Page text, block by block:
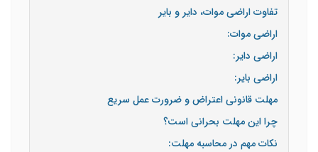
تفاوت اراضی موات، دایر و بایر
اراضی موات:
اراضی دایر:
اراضی بایر:
مهلت قانونی اعتراض و ضرورت عمل سریع
چرا این مهلت بحرانی است؟
نکات مهم در محاسبه مهلت: